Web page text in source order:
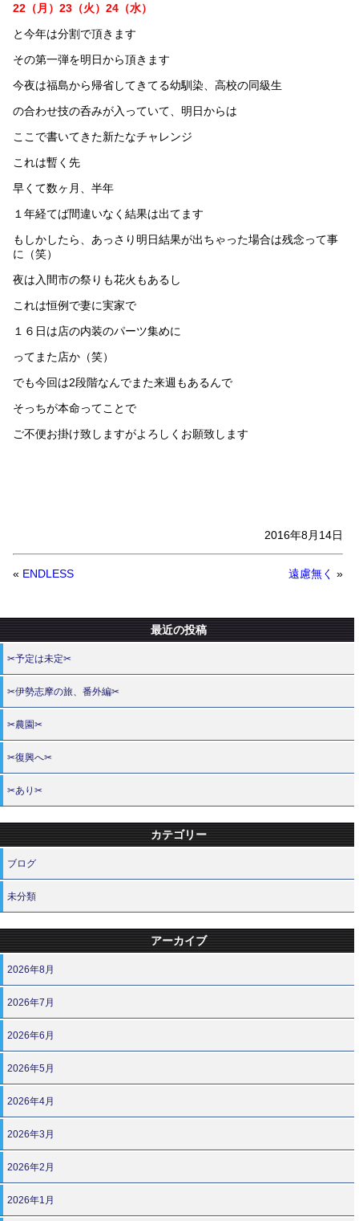
22（月）23（火）24（水）
と今年は分割で頂きます
その第一弾を明日から頂きます
今夜は福島から帰省してきてる幼馴染、高校の同級生
の合わせ技の呑みが入っていて、明日からは
ここで書いてきた新たなチャレンジ
これは暫く先
早くて数ヶ月、半年
１年経てば間違いなく結果は出てます
もしかしたら、あっさり明日結果が出ちゃった場合は残念って事
に（笑）
夜は入間市の祭りも花火もあるし
これは恒例で妻に実家で
１６日は店の内装のパーツ集めに
ってまた店か（笑）
でも今回は2段階なんでまた来週もあるんで
そっちが本命ってことで
ご不便お掛け致しますがよろしくお願致します
2016年8月14日
« ENDLESS 遠慮無く »
最近の投稿
✂予定は未定✂
✂伊勢志摩の旅、番外編✂
✂農園✂
✂復興へ✂
✂あり✂
カテゴリー
ブログ
未分類
アーカイブ
2026年8月
2026年7月
2026年6月
2026年5月
2026年4月
2026年3月
2026年2月
2026年1月